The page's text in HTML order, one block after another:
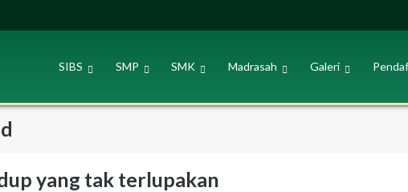
SIBS SMP SMK Madrasah Galeri
yang tak terlupakan